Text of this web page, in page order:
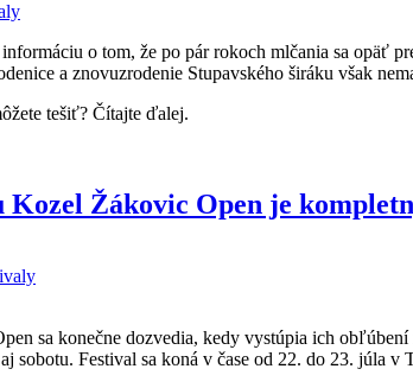
o tom, že po pár rokoch mlčania sa opäť
a znovuzrodenie Stupavského širáku však
tešiť? Čítajte ďalej.
Žákovic Open je
sa konečne dozvedia, kedy vystúpia ich
sobotu. Festival sa koná v čase od 22. do 23. júla v